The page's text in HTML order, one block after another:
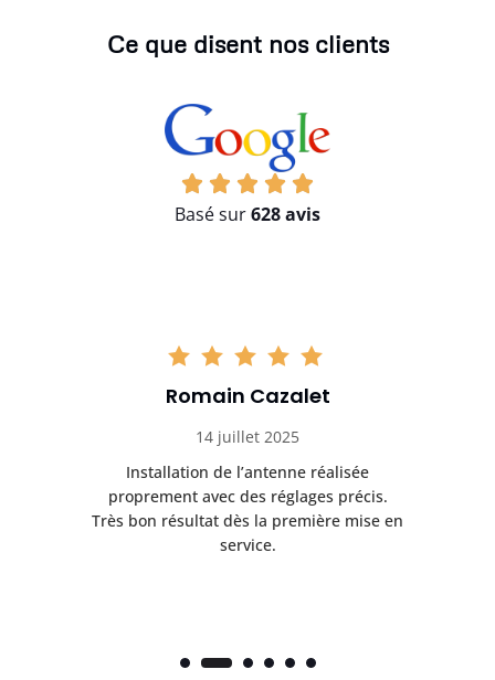
Ce que disent nos clients
Basé sur628 avis
Romain Cazalet
14 juillet 2025
Installation de l’antenne réalisée
proprement avec des réglages précis.
Très bon résultat dès la première mise en
service.